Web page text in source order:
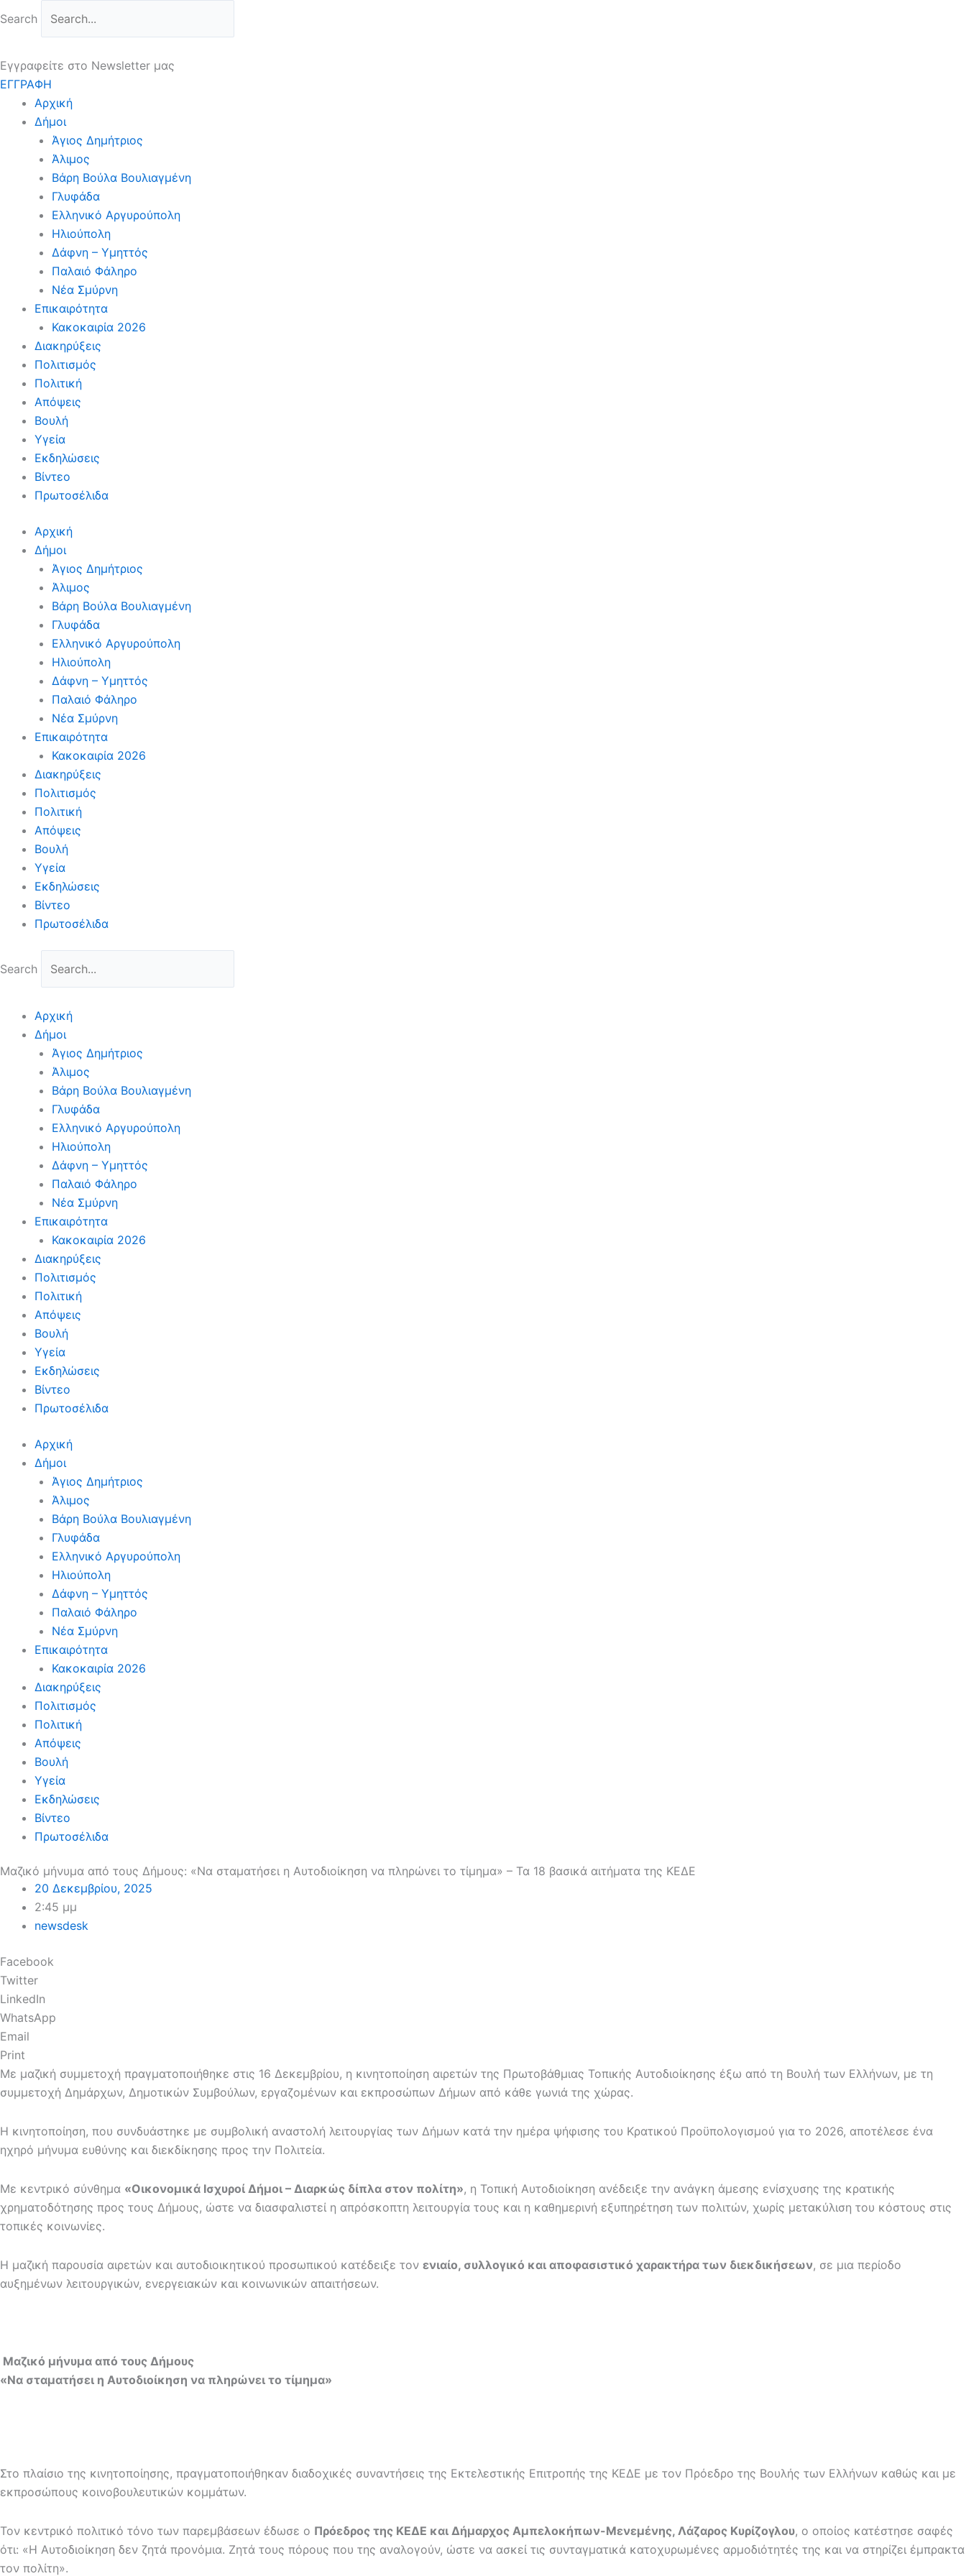
στο
Search
Εγγραφείτε στο Newsletter μας
ΕΓΓΡΑΦΗ
Αρχική
Δήμοι
Άγιος Δημήτριος
Άλιμος
Βάρη Βούλα Βουλιαγμένη
Γλυφάδα
Ελληνικό Αργυρούπολη
Ηλιούπολη
Δάφνη – Υμηττός
Παλαιό Φάληρο
Νέα Σμύρνη
Επικαιρότητα
Κακοκαιρία 2026
Διακηρύξεις
Πολιτισμός
Πολιτική
Απόψεις
Βουλή
Υγεία
Εκδηλώσεις
Βίντεο
Πρωτοσέλιδα
Αρχική
Δήμοι
Άγιος Δημήτριος
Άλιμος
Βάρη Βούλα Βουλιαγμένη
Γλυφάδα
Ελληνικό Αργυρούπολη
Ηλιούπολη
Δάφνη – Υμηττός
Παλαιό Φάληρο
Νέα Σμύρνη
Επικαιρότητα
Κακοκαιρία 2026
Διακηρύξεις
Πολιτισμός
Πολιτική
Απόψεις
Βουλή
Υγεία
Εκδηλώσεις
Βίντεο
Πρωτοσέλιδα
Search
Αρχική
Δήμοι
Άγιος Δημήτριος
Άλιμος
Βάρη Βούλα Βουλιαγμένη
Γλυφάδα
Ελληνικό Αργυρούπολη
Ηλιούπολη
Δάφνη – Υμηττός
Παλαιό Φάληρο
Νέα Σμύρνη
Επικαιρότητα
Κακοκαιρία 2026
Διακηρύξεις
Πολιτισμός
Πολιτική
Απόψεις
Βουλή
Υγεία
Εκδηλώσεις
Βίντεο
Πρωτοσέλιδα
Αρχική
Δήμοι
Άγιος Δημήτριος
Άλιμος
Βάρη Βούλα Βουλιαγμένη
Γλυφάδα
Ελληνικό Αργυρούπολη
Ηλιούπολη
Δάφνη – Υμηττός
Παλαιό Φάληρο
Νέα Σμύρνη
Επικαιρότητα
Κακοκαιρία 2026
Διακηρύξεις
Πολιτισμός
Πολιτική
Απόψεις
Βουλή
Υγεία
Εκδηλώσεις
Βίντεο
Πρωτοσέλιδα
Μαζικό μήνυμα από τους Δήμους: «Να σταματήσει η Αυτοδιοίκηση να πληρώνει το τίμημα» – Τα 18 βασικά αιτήματα της ΚΕΔΕ
20 Δεκεμβρίου, 2025
2:45 μμ
newsdesk
Facebook
Twitter
LinkedIn
WhatsApp
Email
Print
Με μαζική συμμετοχή πραγματοποιήθηκε στις 16 Δεκεμβρίου, η κινητοποίηση αιρετών της Πρωτοβάθμιας Τοπικής Αυτοδιοίκησης έξω από τη Βουλή των Ελλήνων, με τη
συμμετοχή Δημάρχων, Δημοτικών Συμβούλων, εργαζομένων και εκπροσώπων Δήμων από κάθε γωνιά της χώρας.
Η κινητοποίηση, που συνδυάστηκε με συμβολική αναστολή λειτουργίας των Δήμων κατά την ημέρα ψήφισης του Κρατικού Προϋπολογισμού για το 2026, αποτέλεσε ένα
ηχηρό μήνυμα ευθύνης και διεκδίκησης προς την Πολιτεία.
Με κεντρικό σύνθημα «Οικονομικά Ισχυροί Δήμοι – Διαρκώς δίπλα στον πολίτη», η Τοπική Αυτοδιοίκηση ανέδειξε την ανάγκη άμεσης ενίσχυσης της κρατικής
χρηματοδότησης προς τους Δήμους, ώστε να διασφαλιστεί η απρόσκοπτη λειτουργία τους και η καθημερινή εξυπηρέτηση των πολιτών, χωρίς μετακύλιση του κόστους στις
τοπικές κοινωνίες.
Η μαζική παρουσία αιρετών και αυτοδιοικητικού προσωπικού κατέδειξε τον ενιαίο, συλλογικό και αποφασιστικό χαρακτήρα των διεκδικήσεων, σε μια περίοδο
αυξημένων λειτουργικών, ενεργειακών και κοινωνικών απαιτήσεων.
Μαζικό μήνυμα από τους Δήμους
«Να σταματήσει η Αυτοδιοίκηση να πληρώνει το τίμημα»
Στο πλαίσιο της κινητοποίησης, πραγματοποιήθηκαν διαδοχικές συναντήσεις της Εκτελεστικής Επιτροπής της ΚΕΔΕ με τον Πρόεδρο της Βουλής των Ελλήνων καθώς και με
εκπροσώπους κοινοβουλευτικών κομμάτων.
Τον κεντρικό πολιτικό τόνο των παρεμβάσεων έδωσε ο Πρόεδρος της ΚΕΔΕ και Δήμαρχος Αμπελοκήπων-Μενεμένης, Λάζαρος Κυρίζογλου, ο οποίος κατέστησε σαφές
ότι: «Η Αυτοδιοίκηση δεν ζητά προνόμια. Ζητά τους πόρους που της αναλογούν, ώστε να ασκεί τις συνταγματικά κατοχυρωμένες αρμοδιότητές της και να στηρίζει έμπρακτα
τον πολίτη».